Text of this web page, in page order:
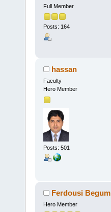
Full Member
Posts: 164
hassan
Faculty
Hero Member
Posts: 501
Ferdousi Begum
Hero Member